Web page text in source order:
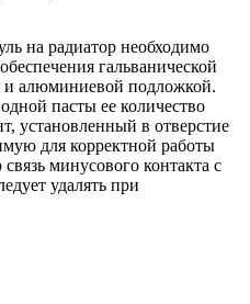
на радиатор необходимо
гальванической
и алюминиевой подложкой.
пасты ее количество
установленный в отверстие
для корректной работы
минусового контакта с
удалять при